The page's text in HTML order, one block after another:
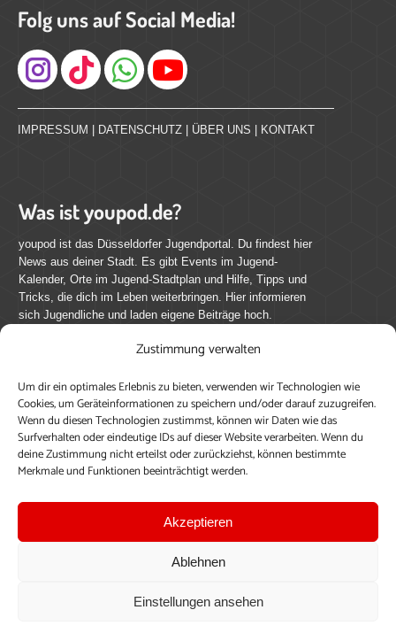
Zustimmung verwalten
Um dir ein optimales Erlebnis zu bieten, verwenden wir Technologien wie
Cookies, um Geräteinformationen zu speichern und/oder darauf zuzugreifen.
Wenn du diesen Technologien zustimmst, können wir Daten wie das
Surfverhalten oder eindeutige IDs auf dieser Website verarbeiten. Wenn du
deine Zustimmung nicht erteilst oder zurückziehst, können bestimmte
Merkmale und Funktionen beeinträchtigt werden.
Akzeptieren
Ablehnen
Einstellungen ansehen
Folg uns auf Social Media!
Instagram
IMPRESSUM DATENSCHUTZ ÜBER UNS KONTAKT
Was ist youpod.de?
youpod ist das Düsseldorfer Jugendportal. Du findest hier
News aus deiner Stadt. Es gibt Events im Jugend-
Kalender, Orte im Jugend-Stadtplan und Hilfe, Tipps und
Tricks, die dich im Leben weiterbringen. Hier informieren
sich Jugendliche und laden eigene Beiträge hoch.
Mach mit bei youpod.de!
youpod.de lebt von Menschen wie dir. Sammel
journalistische Erfahrung, teile deine Perspektive und
veröffentliche deine Beiträge auf youpod.de.Du musst
dich anmelden, um alle Funktionen nutzen zu können, ein
Profil anzulegen, eigene Beiträge hochzuladen und zu
Einloggen